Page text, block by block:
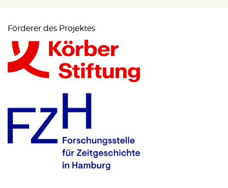
Förderer des Projektes